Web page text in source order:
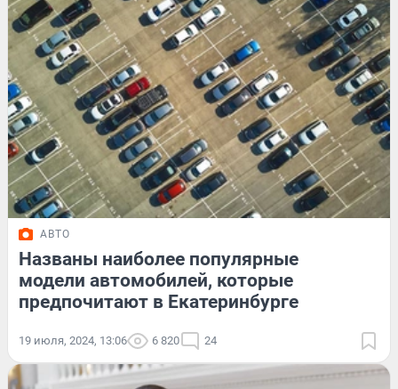
АВТО
Названы наиболее популярные
модели автомобилей, которые
предпочитают в Екатеринбурге
19 июля, 2024, 13:06 6 820 24